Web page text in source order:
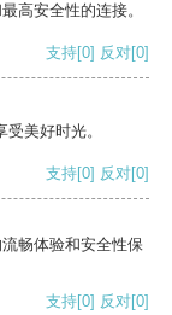
高安全性的连接。
支持[0] 反对[0]
美好时光。
支持[0] 反对[0]
畅体验和安全性保
支持[0] 反对[0]